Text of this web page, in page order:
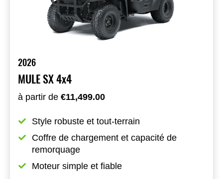
2026
MULE SX 4x4
à partir de €11,499.00
Style robuste et tout-terrain
Coffre de chargement et capacité de
remorquage
Moteur simple et fiable